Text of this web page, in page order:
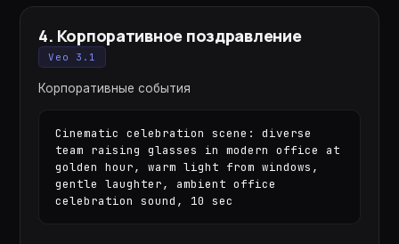
4. Корпоративное поздравление
Veo 3.1
Корпоративные события
Cinematic celebration scene: diverse
team raising glasses in modern office at
golden hour, warm light from windows,
gentle laughter, ambient office
celebration sound, 10 sec